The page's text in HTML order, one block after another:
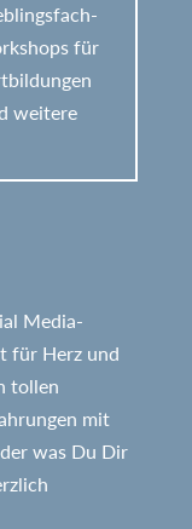
für
weitere
Media-
für Herz und
tollen
mit
was Du Dir